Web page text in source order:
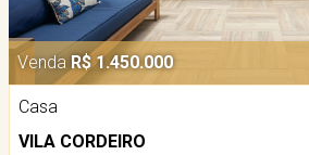
Venda R$ 1.450.000
Casa
VILA CORDEIRO